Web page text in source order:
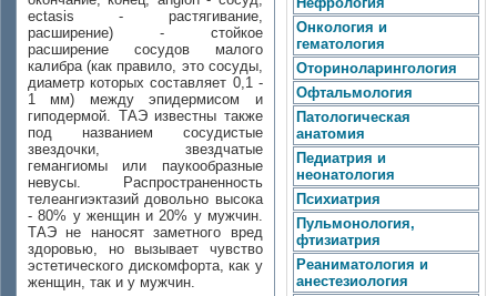
ectasis - растягивание,
расширение) - стойкое
расширение сосудов малого
калибра (как правило, это сосуды,
диаметр которых составляет 0,1 -
1 мм) между эпидермисом и
гиподермой. ТАЭ известны также
под названием сосудистые
звездочки, звездчатые
гемангиомы или паукообразные
невусы. Распространенность
телеангиэктазий довольно высока
- 80% у женщин и 20% у мужчин.
ТАЭ не наносят заметного вред
здоровью, но вызывает чувство
эстетического дискомфорта, как у
женщин, так и у мужчин.
Онкология и
гематология
Оториноларингология
Офтальмология
Патологическая
анатомия
Педиатрия и
неонатология
Психиатрия
Пульмонология,
фтизиатрия
Реаниматология и
анестезиология